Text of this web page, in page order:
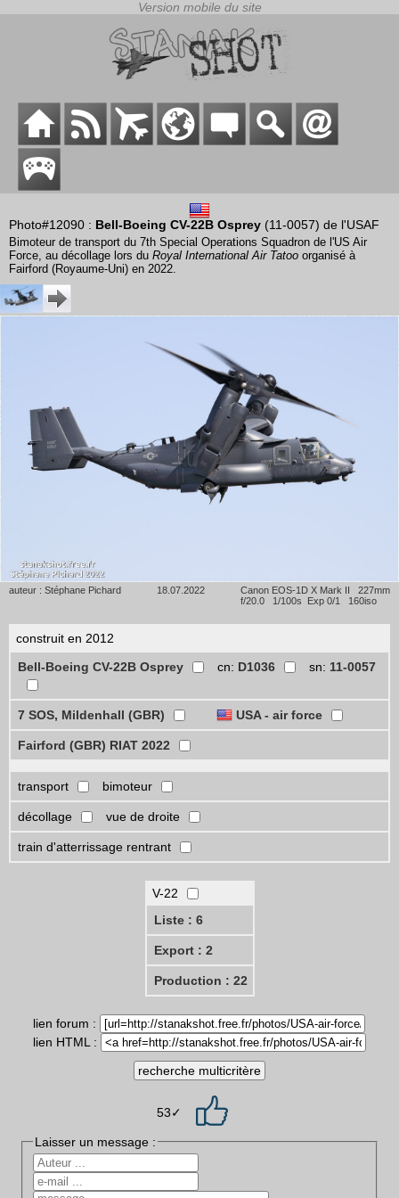
Photo#12090 : Bell-Boeing CV-22B Osprey (11-0057) de l'USAF
Bimoteur de transport du 7th Special Operations Squadron de l'US Air
Force, au décollage lors du Royal International Air Tatoo organisé à
Fairford (Royaume-Uni) en 2022.
auteur : Stéphane Pichard 18.07.2022
Canon EOS-1D X Mark II 227mm
f/20.0 1/100s Exp 0/1 160iso
construit en 2012
Bell-Boeing CV-22B Osprey
cn: D1036 sn: 11-0057
7 SOS, Mildenhall (GBR) USA - air force
Fairford (GBR) RIAT 2022
transport bimoteur
décollage vue de droite
train d'atterrissage rentrant
V-22
Liste : 6
Export : 2
Production : 22
lien forum :
lien HTML :
53✓
Laisser un message :